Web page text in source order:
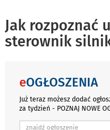
Jak rozpoznać
sterownik
eOGŁOSZENIA
Już teraz możesz dodać
za tydzień - POZNAJ NOWE